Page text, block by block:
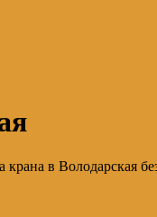
в Володарская